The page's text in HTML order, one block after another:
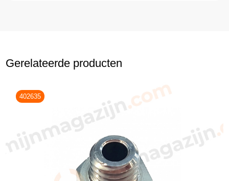
Gerelateerde producten
402635